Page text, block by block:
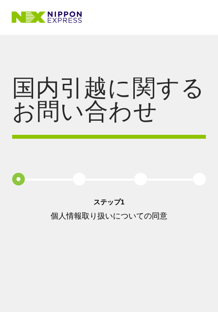
国内引越に関する
お問い合わせ
ステップ1
個人情報取り扱いについての同意